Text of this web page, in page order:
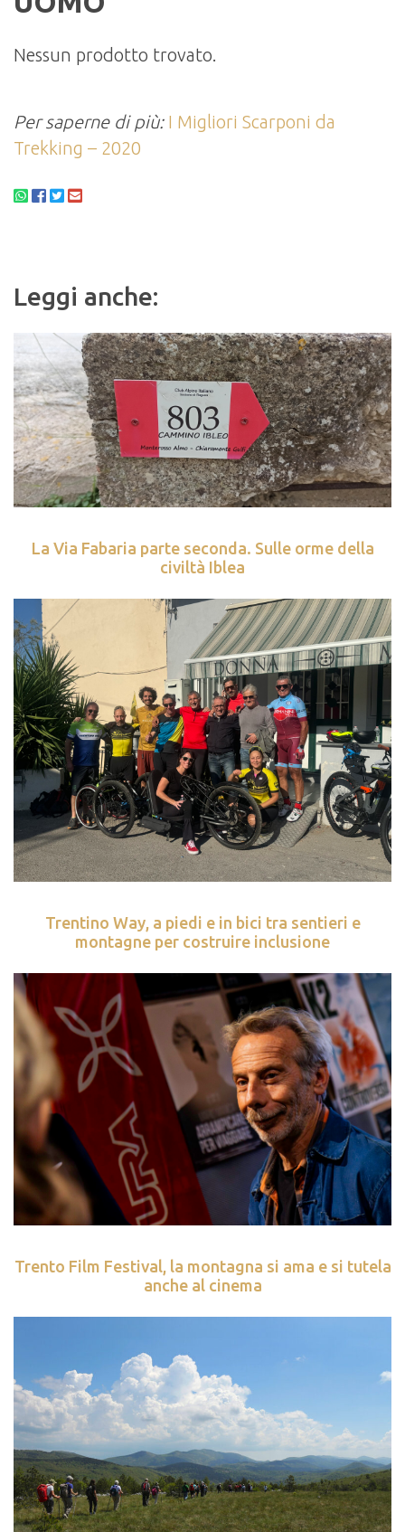
Nessun prodotto trovato.
Per saperne di più: I Migliori Scarponi da
Trekking – 2020
Leggi anche:
La Via Fabaria parte seconda. Sulle orme della
civiltà Iblea
Trentino Way, a piedi e in bici tra sentieri e
montagne per costruire inclusione
Trento Film Festival, la montagna si ama e si tutela
anche al cinema